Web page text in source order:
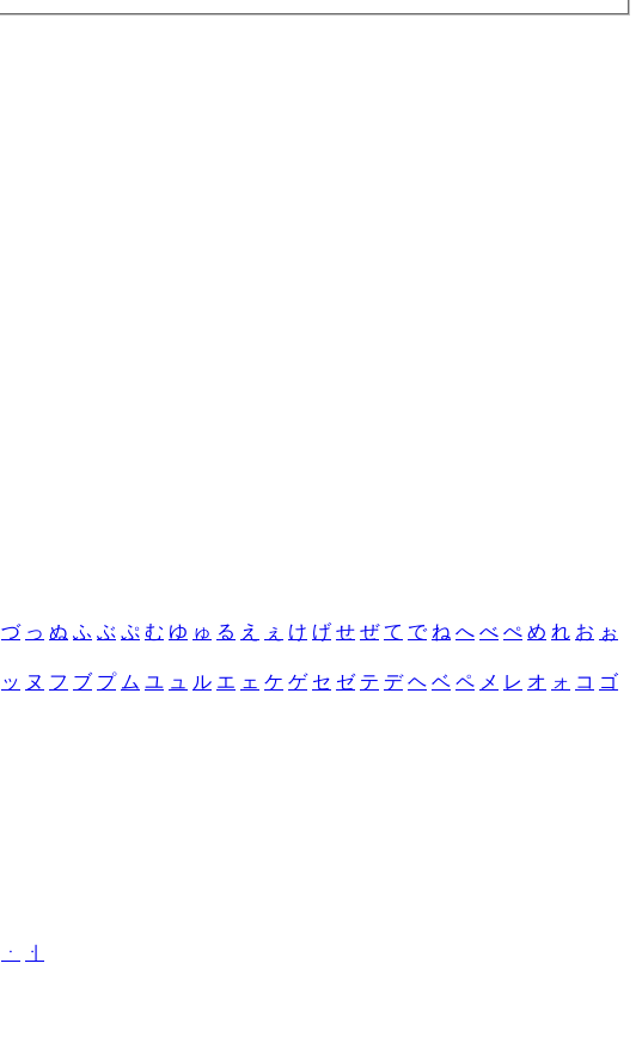
づ っ ぬ ふ ぶ ぷ む ゆ ゅ る え ぇ け げ せ ぜ て で ね へ べ ぺ め れ お ぉ
ッ ヌ フ ブ プ ム ユ ュ ル エ ェ ケ ゲ セ ゼ テ デ ヘ ベ ペ メ レ オ ォ コ ゴ
ㆍ
ㆎ